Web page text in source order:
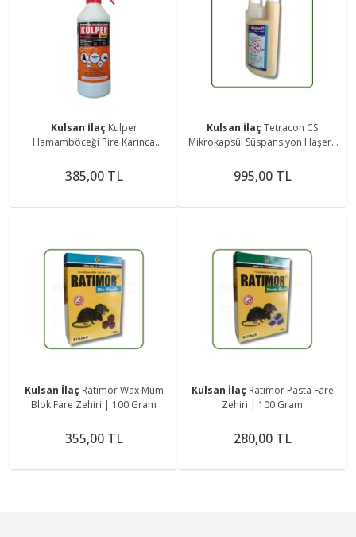
Kulsan İlaç Kulper
Hamamböceği Pire Karınca
Böcek Ilacı 500 Ml
385,00 TL
Kulsan İlaç Tetracon CS
Mikrokapsül Süspansiyon Haşere
995,00 TL
Kulsan İlaç Ratimor Wax Mum
Blok Fare Zehiri | 100 Gram
355,00 TL
Kulsan İlaç Ratimor Pasta Fare
Zehiri | 100 Gram
280,00 TL